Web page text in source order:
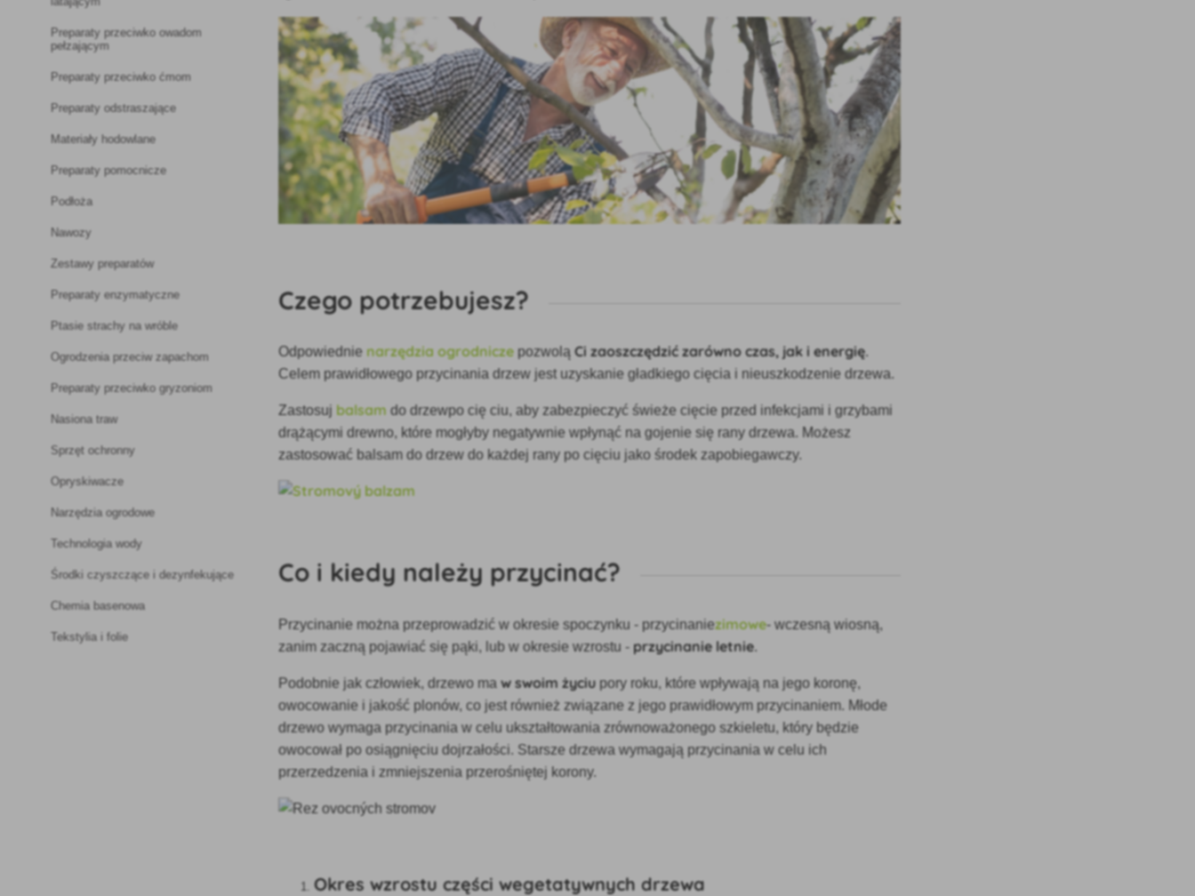
Preparaty przeciwko owadom
pełzającym
Preparaty przeciwko ćmom
Preparaty odstraszające
Materiały hodowlane
Preparaty pomocnicze
Podłoża
Nawozy
Zestawy preparatów
Preparaty enzymatyczne
Ptasie strachy na wróble
Ogrodzenia przeciw zapachom
Preparaty przeciwko gryzoniom
Nasiona traw
Sprzęt ochronny
Opryskiwacze
Narzędzia ogrodowe
Technologia wody
Środki czyszczące i dezynfekujące
Chemia basenowa
Tekstylia i folie
Czego potrzebujesz?
Odpowiednienarzędzia ogrodnicze pozwoląCi zaoszczędzić zarówno czas, jak i energię.
Celem prawidłowego przycinania drzew jest uzyskanie gładkiego cięcia i nieuszkodzenie drzewa.
Zastosuj balsam do drzewpo cięciu, aby zabezpieczyć świeże cięcie przed infekcjami i grzybami
drążącymi drewno, które mogłyby negatywnie wpłynąć na gojenie się rany drzewa. Możesz
zastosować balsam do drzew do każdej rany po cięciu jako środek zapobiegawczy.
Co i kiedy należy przycinać?
Przycinanie można przeprowadzić w okresie spoczynku -przycinaniezimowe- wczesną wiosną,
zanim zaczną pojawiać się pąki, lub w okresie wzrostu - przycinanie letnie.
Podobnie jak człowiek, drzewo maw swoim życiu pory roku, które wpływają na jego koronę,
owocowanie i jakość plonów, co jest również związane z jego prawidłowym przycinaniem. Młode
drzewo wymaga przycinania w celu ukształtowania zrównoważonego szkieletu, który będzie
owocował po osiągnięciu dojrzałości. Starsze drzewa wymagają przycinania w celu ich
przerzedzenia i zmniejszenia przerośniętej korony.
Okres wzrostu części wegetatywnych drzewa